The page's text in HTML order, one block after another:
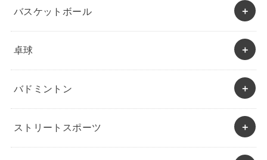
バスケットボール
卓球
バドミントン
ストリートスポーツ